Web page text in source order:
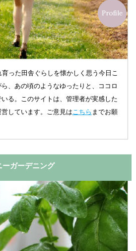
った田舎ぐらしを懐かしく思う今日こ
、あの頃のようなゆったりと、ココロ
る。このサイトは、管理者が実感した
しています。ご意見はこちら までお願
ーガーデニング